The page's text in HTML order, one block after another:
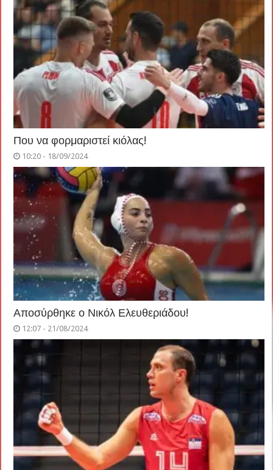
Που να φορμαριστεί κιόλας!
10:20 - 18/09/2024
Αποσύρθηκε ο Νικόλ Ελευθεριάδου!
12:07 - 21/08/2024